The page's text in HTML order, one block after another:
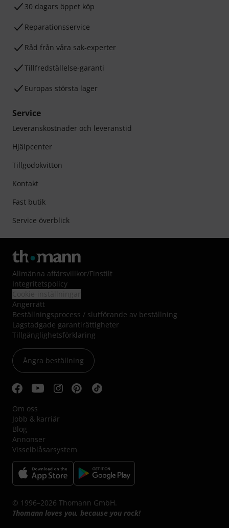
30 dagars öppet köp
Reparationsservice
Råd från våra sak-experter
Tillfredställelse-garanti
Europas största lager
Service
Leveranskostnader och leveranstid
Hjälpcenter
Tillgodokvitton
Kontakt
Fast butik
Service överblick
Allmänna affärsvillkor/Finstilt
Integritetspolicy
Ångerrätt
Beställningsprocess / slutförande av beställning
Lagstadgade garantirättigheter
Tillgänglighetsförklaring
Ångra beställning
Om oss
Jobb & karriär
Blog
Annonser
Visselblåsarsystem
© 1996–2026 Thomann GmbH.
Thomann loves you, because you rock!